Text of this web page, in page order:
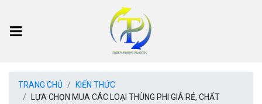
TRANG CHỦ
KIẾN THỨC
LỰA CHỌN MUA CÁC LOẠI THÙNG PHI GIÁ RẺ, CHẤT